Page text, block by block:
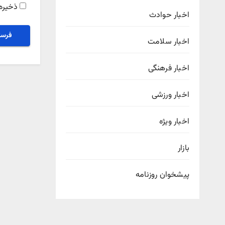
اخبار حوادث
اخبار سلامت
اخبار فرهنگی
اخبار ورزشی
اخبار ویژه
بازار
پیشخوان روزنامه